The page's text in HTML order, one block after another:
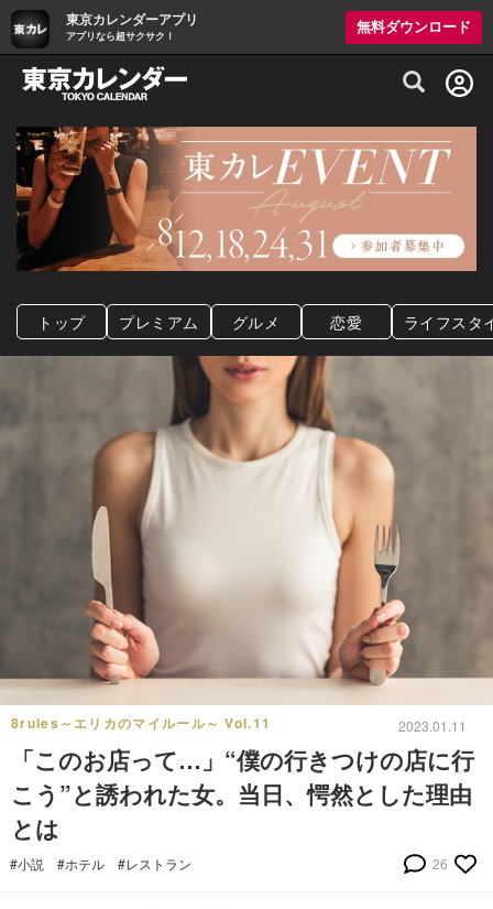
東京カレンダーアプリ
アプリなら超サクサク！
無料ダウンロード
グルメ情報・プレミアムレストラン予約
トップ プレミアム グルメ 恋愛 ライフスタ
8rules～エリカのマイルール～ Vol.11 2023.01.11
「このお店って…」“僕の行きつけの店に行
こう”と誘われた女。当日、愕然とした理由
とは
#小説 #ホテル #レストラン 26